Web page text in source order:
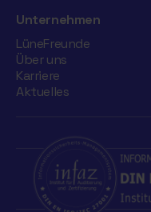
Unternehmen
LüneFreunde
Über uns
Karriere
Aktuelles